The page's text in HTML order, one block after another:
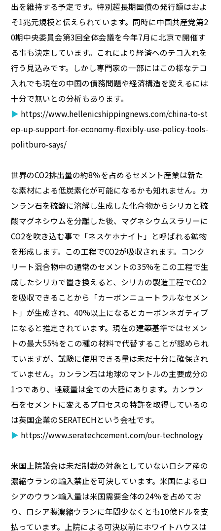
出を維持する予定です。特別超長期国債の発行額はおよ
そ1兆元規模と伝えられています。同時に中国共産党第2
0期中央委員会第3回全体会議を今年7月に北京で開催す
る事も決定しています。これにより経済へのテコ入れを
行う見込みです。しかし専門家の一部にはこの様なテコ
入れでも現在の中国の債務問題や経済構造を変えるには
十分で無いとの分析もあります。
▶ https://www.hellenicshippingnews.com/china-to-st
ep-up-support-for-economy-flexibly-use-policy-tools-
politburo-says/
世界のCO2排出量の約8％を占めるセメント産業は新た
な素材による低炭素化が可能になるかも知れません。カ
ンラン石を硫酸に溶解し生成した化合物からシリカと硫
酸マグネシウムを分離した後、マグネシウムスラリーに
CO2を吹き込む事で「ネスケホナイト」と呼ばれる鉱物
を形成します。この工程でCO2が吸収されます。コンク
リート混合物中の通常のセメントの35%をこの工程で生
成したシリカで置き換えると、シリカの製造工程でCO2
を吸収できることから「カーボンニュートラルなセメン
ト」が生成され、40%以上になるとカーボンネガティブ
になると推定されています。現在の建築基準ではセメン
トの最大55%をこの種の材料で代替することが認められ
ていますが、試験に使用できる量は未だ十分に確保され
ていません。カンラン石は地球のマントルの主要成分の
1つであり、埋蔵量は全ての大陸にあります。カンラン
石をセメントに変えるプロセスの特許を取得しているの
は英国企業のSERATECHという会社です。
▶ https://www.seratechcement.com/our-technology
米国上院議会は未だ制裁の対象としていないロシア産の
濃縮ウランの輸入禁止を可決しています。米国によるロ
シアのウラン輸入量は米国需要全体の24％を占めてお
り、ロシア製濃縮ウランに年間少なくとも10億ドルを支
払っています。上院による可決以前にホワイトハウスは